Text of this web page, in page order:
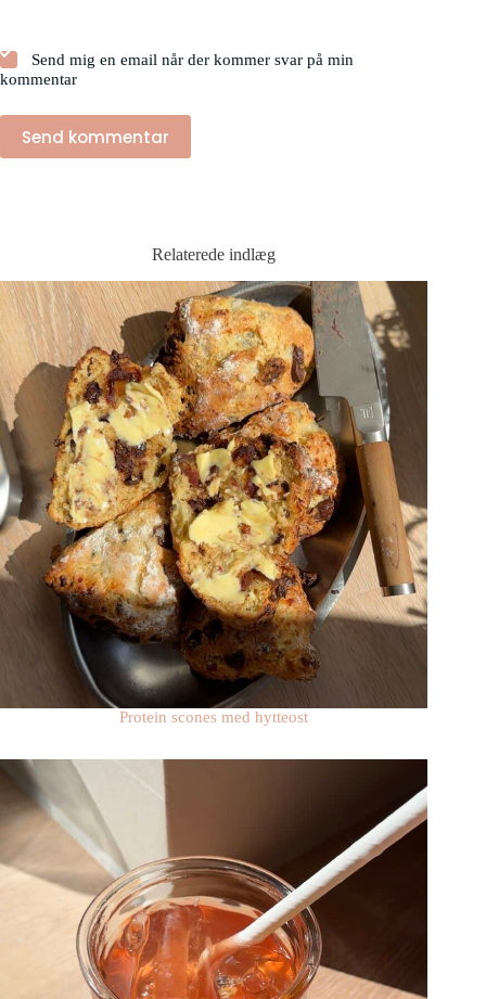
Send mig en email når der kommer svar på min
kommentar
Send kommentar
Relaterede indlæg
Protein scones med hytteost